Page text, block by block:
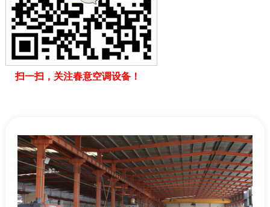
扫一扫，关注春意空调设备！